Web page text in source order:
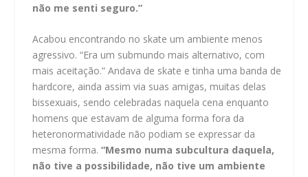
não me senti seguro.”
Acabou encontrando no skate um ambiente menos
agressivo. “Era um submundo mais alternativo, com
mais aceitação.” Andava de skate e tinha uma banda de
hardcore, ainda assim via suas amigas, muitas delas
bissexuais, sendo celebradas naquela cena enquanto
homens que estavam de alguma forma fora da
heteronormatividade não podiam se expressar da
mesma forma. “Mesmo numa subcultura daquela,
não tive a possibilidade, não tive um ambiente